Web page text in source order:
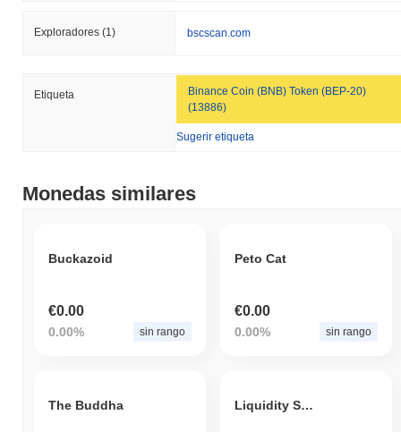
Exploradores (1) bscscan.com
Etiqueta
Binance Coin (BNB) Token (BEP-20)
(13886)
Sugerir etiqueta
Monedas similares
Buckazoid
€0.00
0.00% sin rango
Peto Cat
€0.00
0.00% sin rango
The Buddha Liquidity SUI Token